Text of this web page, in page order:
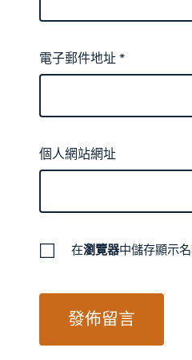
電子郵件地址*
個人網站網址
在瀏覽器中儲存顯示